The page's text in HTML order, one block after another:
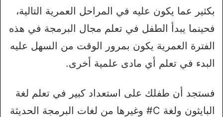
بكثير عما يكون عليه في المراحل العمرية التالية،
فحينما يبدأ الطفل في تعلم مجال البرمجة في هذه
الفترة العمرية يكون بمرور الوقت من السهل عليه
البدء في تعلم أي مادى علمية أخرى.
فستجد أن طفلك على استعداد كبير في تعلم لغة
البايثون ولغة C# وغيرها من لغات البرمجة الحديثة